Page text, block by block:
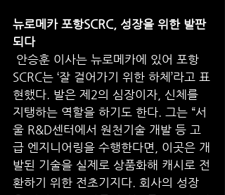
뉴로메카 포항SCRC, 성장을 위한 발판
되다
SCRC는 ‘잘 걸어가기 위한 하체’라고 표
현했다. 발은 제2의 심장이자, 신체를
지탱하는 역할을 하기도 한다. 그는 “서
울 R&D센터에서 원천기술 개발 등 고
급 엔지니어링을 수행한다면, 이곳은 개
발된 기술을 실제로 상품화해 캐시로 전
환하기 위한 전초기지다. 회사의 성장